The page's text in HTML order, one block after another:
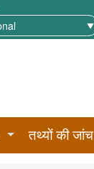
तथ्यों की जांच